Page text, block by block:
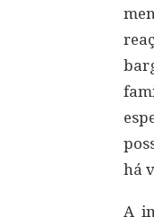
há
A